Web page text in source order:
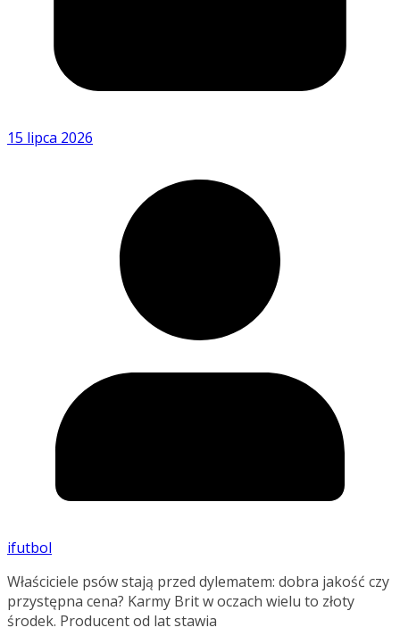
15 lipca 2026
ifutbol
Właściciele psów stają przed dylematem: dobra jakość czy
przystępna cena? Karmy Brit w oczach wielu to złoty
środek. Producent od lat stawia